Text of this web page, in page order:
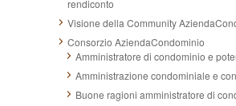
rendiconto
Visione della Community
Consorzio AziendaCondominio
Amministratore di condominio e
Amministrazione condominiale e
Buone ragioni amministratore di